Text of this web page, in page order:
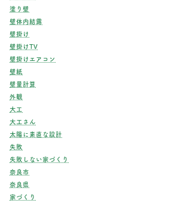
塗り壁
壁体内結露
壁掛け
壁掛けTV
壁掛けエアコン
壁紙
壁量計算
外観
大工
大工さん
太陽に素直な設計
失敗
失敗しない家づくり
奈良市
奈良県
家づくり